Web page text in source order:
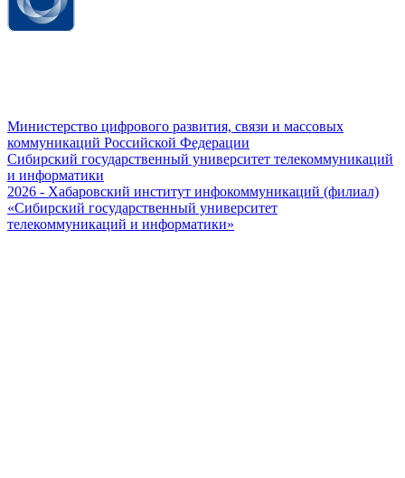
Министерство цифрового развития, связи и массовых
коммуникаций Российской Федерации
Сибирский государственный университет телекоммуникаций
и информатики
2026 - Хабаровский институт инфокоммуникаций (филиал)
«Сибирский государственный университет
телекоммуникаций и информатики»